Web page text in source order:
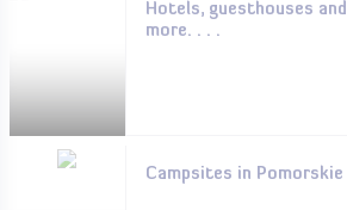
Hotels, guesthouses and
more. . . .
Campsites in